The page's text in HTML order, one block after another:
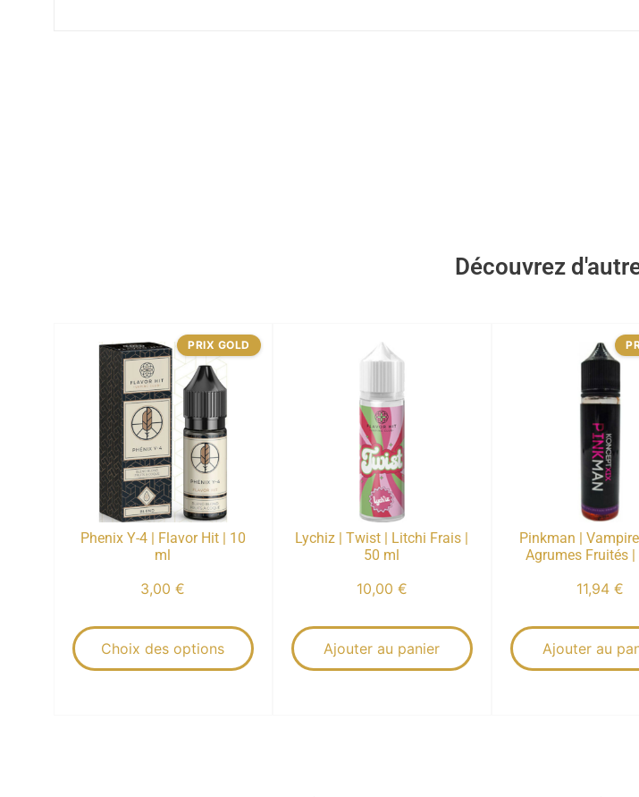
Découvrez
Phenix Y-4 | Flavor Hit | 10
ml
3,00€
Choix des options
PRIX GOLD
Lychiz | Twist | Litchi Frais |
50 ml
10,00 €
Ajouter au panier
Pinkman | Vampire
Agrumes Fruités |
11,94€
Ajouter au